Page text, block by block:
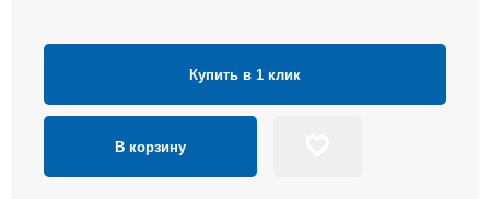
Купить в 1 клик
В корзину